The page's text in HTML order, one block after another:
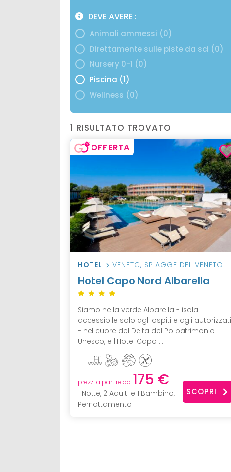
DEVE AVERE
Animali ammessi (0)
Direttamente sulle piste da sci (0)
Nursery 0-1 (0)
Piscina (1)
Wellness (0)
1 RISULTATO TROVATO
OFFERTA
HOTEL VENETO, SPIAGGE DEL VENETO
Hotel Capo Nord Albarella
Siamo nella verde Albarella - isola
accessibile solo agli ospiti e agli autorizzati
- nel cuore del Delta del Po patrimonio
Unesco, e l'Hotel Capo ...
prezzi a partire da 175 €
1 Notte, 2 Adulti e 1 Bambino,
Pernottamento
SCOPRI